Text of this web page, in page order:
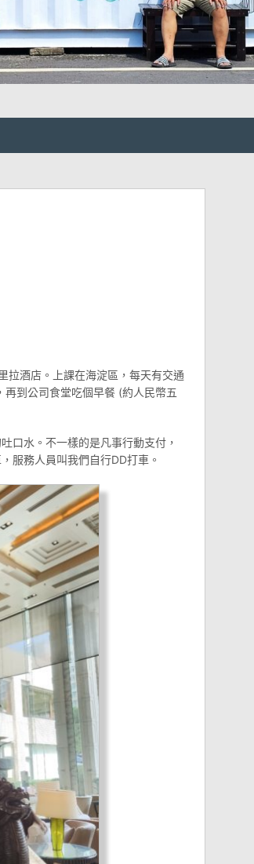
拉酒店。上課在海淀區，每天有交通
到公司食堂吃個早餐 (約人民幣五
口水。不一樣的是凡事行動支付，
服務人員叫我們自行DD打車。